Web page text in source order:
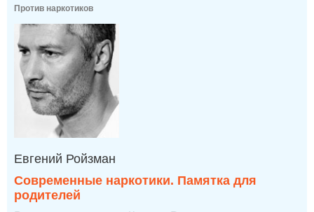
Против наркотиков
Евгений Ройзман
Современные наркотики. Памятка для
родителей